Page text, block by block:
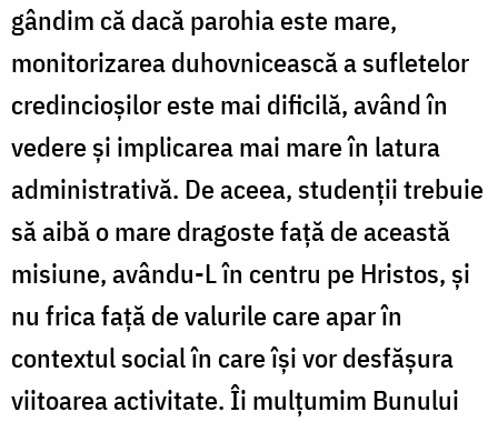
gândim că dacă parohia este mare,
monitorizarea duhovnicească a sufletelor
credincioşilor este mai dificilă, având în
vedere şi implicarea mai mare în latura
administrativă. De aceea, studenţii trebuie
să aibă o mare dragoste faţă de această
misiune, avându-L în centru pe Hristos, şi
nu frica faţă de valurile care apar în
contextul social în care îşi vor desfăşura
viitoarea activitate. Îi mulţumim Bunului